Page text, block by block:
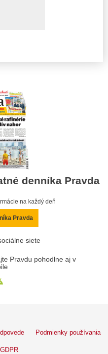
denníka Pravda
na každý deň
Pravda
siete
Pravdu pohodlne aj v
Podmienky používania
GDPR